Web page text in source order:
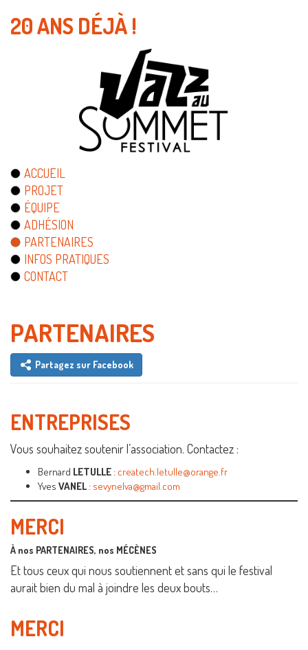
20 ANS DÉJÀ !
ACCUEIL
PROJET
ÉQUIPE
ADHÉSION
PARTENAIRES
INFOS PRATIQUES
CONTACT
PARTENAIRES
Partagez sur Facebook
ENTREPRISES
Vous souhaitez soutenir l’association. Contactez :
Bernard LETULLE : createch.letulle@orange.fr
Yves VANEL : sevynelva@gmail.com
MERCI
À nos PARTENAIRES, nos MÉCÈNES
Et tous ceux qui nous soutiennent et sans qui le festival
aurait bien du mal à joindre les deux bouts…
MERCI